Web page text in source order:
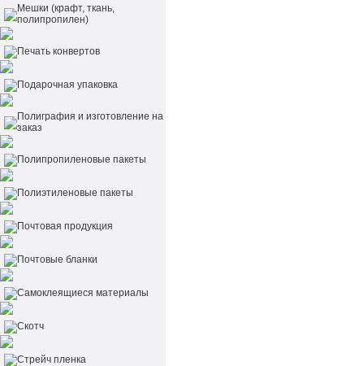
Мешки (крафт, ткань,
полипропилен)
Печать конвертов
Подарочная упаковка
Полиграфия и изготовление на
заказ
Полипропиленовые пакеты
Полиэтиленовые пакеты
Почтовая продукция
Почтовые бланки
Самоклеящиеся материалы
Скотч
Стрейч пленка